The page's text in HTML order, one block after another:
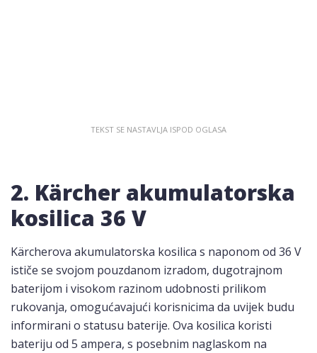
2. Kärcher akumulatorska
kosilica 36 V
Kärcherova akumulatorska kosilica s naponom od 36 V
ističe se svojom pouzdanom izradom, dugotrajnom
baterijom i visokom razinom udobnosti prilikom
rukovanja, omogućavajući korisnicima da uvijek budu
informirani o statusu baterije. Ova kosilica koristi
bateriju od 5 ampera, s posebnim naglaskom na